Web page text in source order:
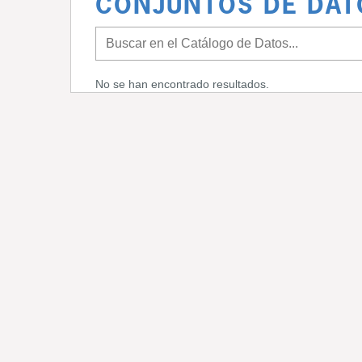
CONJUNTOS DE
No se han encontrado resultados.